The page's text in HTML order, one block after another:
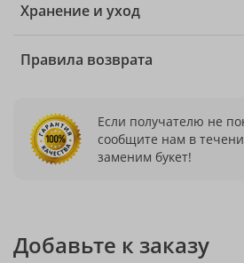
Хранение и уход
Правила возврата
Если получателю не
сообщите нам в
заменим букет!
Добавьте к заказу